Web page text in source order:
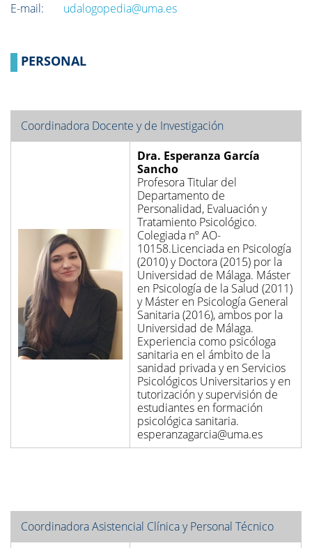
E-mail: udalogopedia@uma.es
PERSONAL
Coordinadora Docente y de Investigación
Dra. Esperanza García
Sancho
Profesora Titular del
Departamento de
Personalidad, Evaluación y
Tratamiento Psicológico.
Colegiada nº AO-
10158.Licenciada en Psicología
(2010) y Doctora (2015) por la
Universidad de Málaga. Máster
en Psicología de la Salud (2011)
y Máster en Psicología General
Sanitaria (2016), ambos por la
Universidad de Málaga.
Experiencia como psicóloga
sanitaria en el ámbito de la
sanidad privada y en Servicios
Psicológicos Universitarios y en
tutorización y supervisión de
estudiantes en formación
psicológica sanitaria.
esperanzagarcia@uma.es
Coordinadora Asistencial Clínica y Personal Técnico